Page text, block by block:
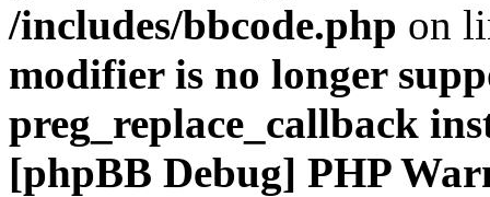
/includes/bbcode.php on
modifier is no longer
preg_replace_callback
[phpBB Debug] PHP